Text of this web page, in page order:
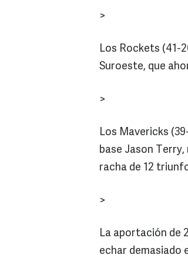
>
Los Rockets (41-
Suroeste, que
>
Los Mavericks
base Jason
racha de 12
>
La aportación de
echar demasiado